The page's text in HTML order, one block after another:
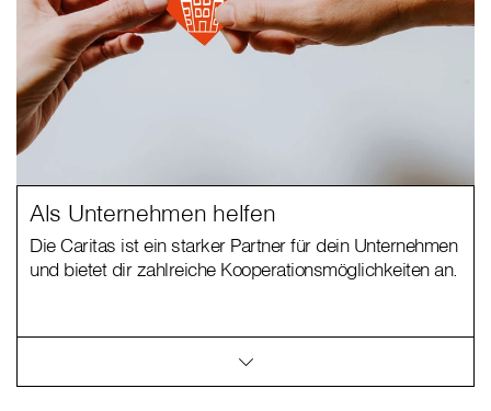
Als Unternehmen helfen
Die Caritas ist ein starker Partner für dein Unternehmen
und bietet dir zahlreiche Kooperationsmöglichkeiten an.